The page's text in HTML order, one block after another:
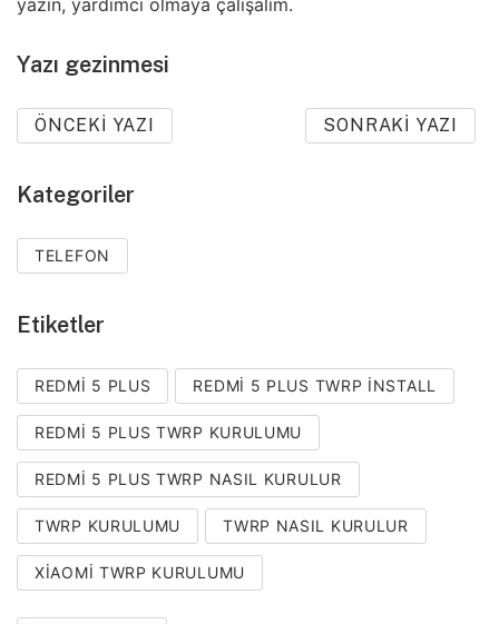
Yazı gezinmesi
ÖNCEKI YAZI SONRAKI YAZI
Kategoriler
TELEFON
Etiketler
REDMI 5 PLUS REDMI 5 PLUS TWRP INSTALL
REDMI 5 PLUS TWRP KURULUMU
REDMI 5 PLUS TWRP NASIL KURULUR
TWRP KURULUMU TWRP NASIL KURULUR
XIAOMI TWRP KURULUMU